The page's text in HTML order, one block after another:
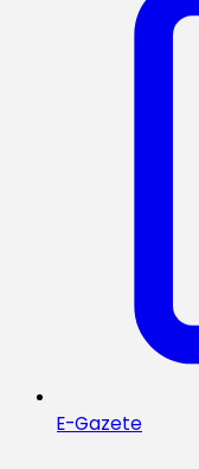
E-Gazete